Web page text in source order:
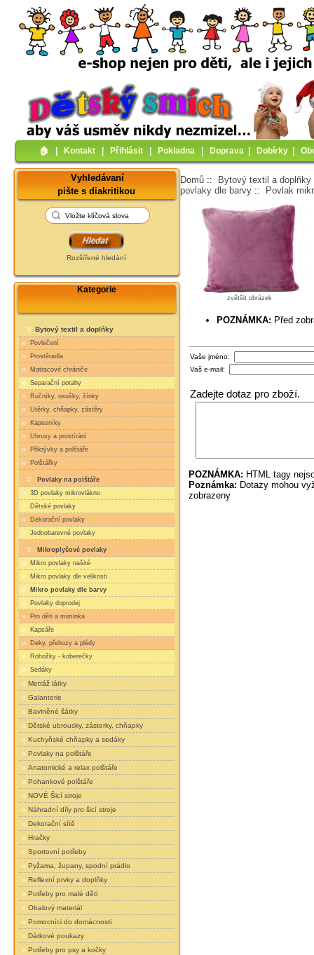
🏠︎ Kontakt Přihlásit Pokladna Doprava Dobírky
Vyhledávaní
pište s diakritikou
Rozšířené hledání
Kategorie
Bytový textil a doplňky
Povlečení
Prostěradla
Matracové chrániče
Separační potahy
Ručníky, osušky, žínky
Utěrky, chňapky, zástěry
Kapesníky
Ubrusy a prostírání
Přikrývky a polštáře
Polštářky
Povlaky na polštáře
3D povlaky mikrovlákno
Dětské povlaky
Dekorační povlaky
Jednobarevné povlaky
Mikroplyšové povlaky
Mikro povlaky našité
Mikro povlaky dle velikosti
Mikro povlaky dle barvy
Povlaky doprodej
Pro děti a miminka
Kapsáře
Deky, přehozy a plédy
Rohožky - koberečky
Sedáky
Metráž látky
Galanterie
Bavlněné šátky
Dětské ubrousky, zásterky, chňapky
Kuchyňské chňapky a sedáky
Povlaky na polštáře
Anatomické a relax polštáře
Pohankové polštáře
NOVÉ Šicí stroje
Náhradní díly pro šicí stroje
Dekorační sítě
Hračky
Sportovní potřeby
Pyžama, župany, spodní prádlo
Reflexní prvky a doplňky
Potřeby pro malé děti
Obalový materiál
Pomocníci do domácnosti
Dárkové poukazy
Potřeby pro psy a kočky
Domů :: Bytový textil a doplňky
povlaky dle barvy :: Povlak
zvětšit obrázek
POZNÁMKA: Před
Vaše jméno:
Vaš e-mail:
Zadejte dotaz pro zboží.
POZNÁMKA: HTML tagy
Poznámka: Dotazy mohou
zobrazeny